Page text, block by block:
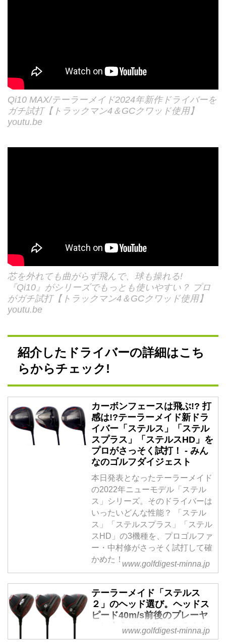
Qi10 MAX/テーラーメイド2024年新作ドライバーを
ガチ試打【トラックマン4＆GCクワッド使用】
youtu.be
芯を外れても曲がらず飛んで、球も操れる!
『Qi10』がシリーズでもっとも使いやすい？ プロ
がガチ試打【トラックマン4＆GCクワッド使用】
youtu.be
紹介したドライバーの詳細はこち
らからチェック!
カーボンフェースは飛ぶ!? 打
感は!?テーラーメイド新ドラ
イバー「ステルス」「ステル
スプラス」「ステルスHD」を
プロがさっそく試打！ - みん
なのゴルフダイジェスト
本日発表となったテーラーメイド
の2022年ニューモデル「ステル
ス」シリーズ。そのドライバーは
いったいどんな性能？ 「ステル
ス」「ステルスプラス」「ステル
スHD」の3機種を、プロゴルファ
ー・中村修がさっそく試打して確
かめた！
www.golfdigest-minna.jp
テーラーメイド「ステルス
２」のヘッド選び。ヘッドス
ピード40m/s前後のプレーヤ
ーに合うのはどれ？ - みんな
のゴルフダイジェスト
www.golfdigest-minna.jp